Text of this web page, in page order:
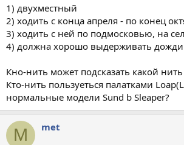
1) двухместный
2) ходить с конца апреля - по конец
3) ходить с ней по подмосковью, на
4) должна хорошо выдерживать дожди
Кно-нить может подсказать какой
Кто-нить пользуеться палатками
нормальные модели Sund b Sleaper?
M met